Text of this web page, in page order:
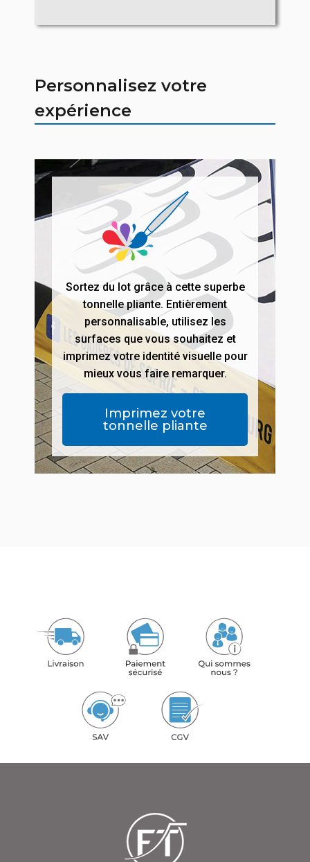
Personnalisez votre
expérience
Sortez du lot grâce à cette superbe
tonnelle pliante. Entièrement
personnalisable, utilisez les
surfaces que vous souhaitez et
imprimez votre identité visuelle pour
mieux vous faire remarquer.
Imprimez votre
tonnelle pliante